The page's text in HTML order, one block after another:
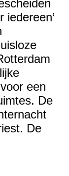
iedereen’
een
De
De